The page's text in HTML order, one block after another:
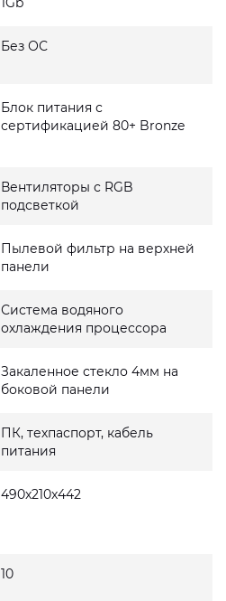
Без ОС
Блок питания с
сертификацией 80+ Bronze
Вентиляторы с RGB
подсветкой
Пылевой фильтр на верхней
панели
Система водяного
охлаждения процессора
Закаленное стекло 4мм на
боковой панели
ПК, техпаспорт, кабель
питания
490x210x442
10